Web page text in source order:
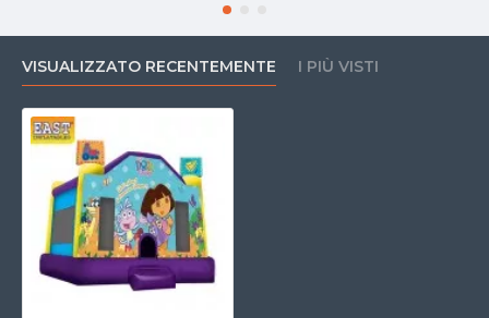
VISUALIZZATO RECENTEMENTE I PIÙ VISTI